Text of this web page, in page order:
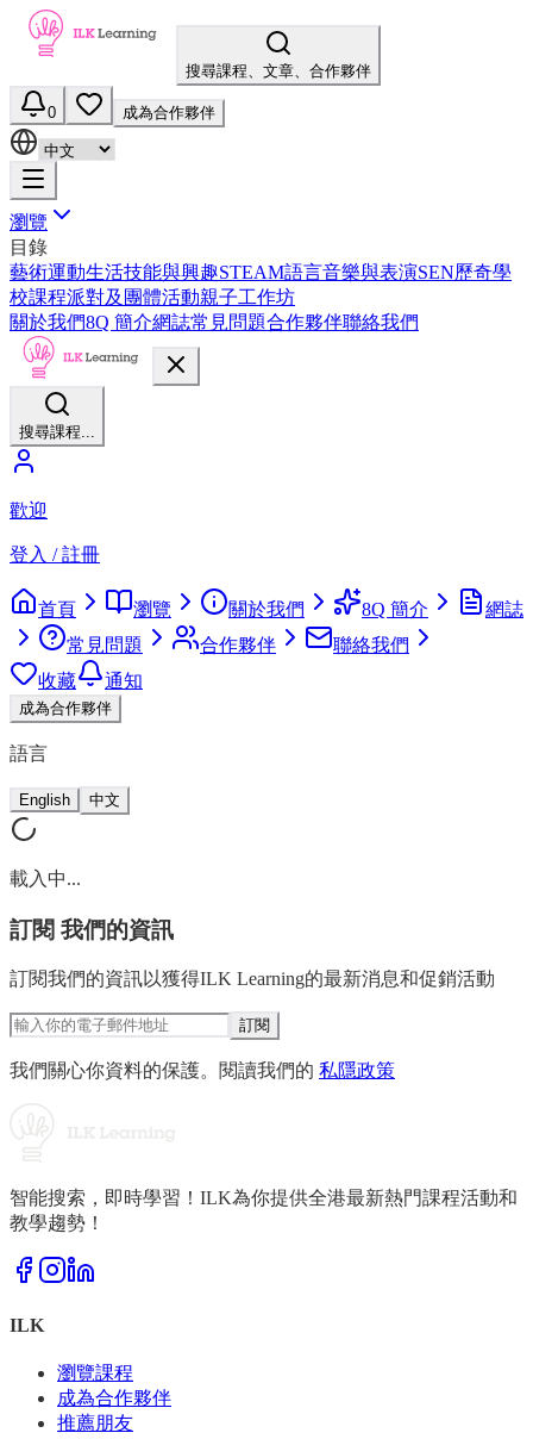
搜尋課程、文章、合作夥伴
0 成為合作夥伴
瀏覽
目錄
藝術運動生活技能與興趣STEAM語言音樂與表演SEN歷奇學
校課程派對及團體活動親子工作坊
關於我們8Q 簡介網誌常見問題合作夥伴聯絡我們
搜尋課程...
歡迎
登入 / 註冊
首頁 瀏覽 關於我們 8Q 簡介
網誌
常見問題
合作夥伴
聯絡我們
收藏
通知
成為合作夥伴
語言
English 中文
載入中...
訂閱 我們的資訊
訂閱我們的資訊以獲得ILK Learning的最新消息和促銷活動
訂閱
我們關心你資料的保護。閱讀我們的 私隱政策
智能搜索，即時學習！ILK為你提供全港最新熱門課程活動和
教學趨勢！
ILK
瀏覽課程
成為合作夥伴
推薦朋友